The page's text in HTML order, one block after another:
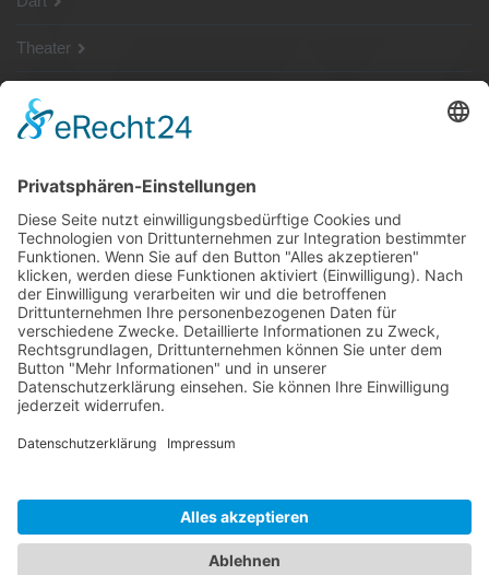
Theater
SG Shop
Sponsoren
Kontakt
Social Media
Rechtliches